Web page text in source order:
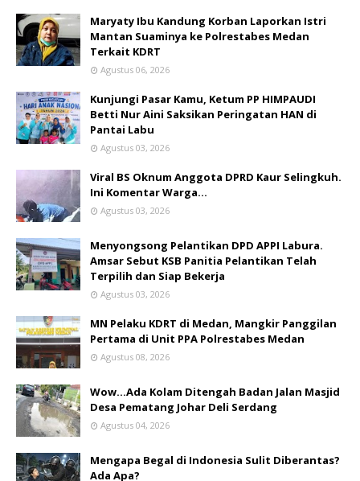
Maryaty Ibu Kandung Korban Laporkan Istri
Mantan Suaminya ke Polrestabes Medan
Terkait KDRT
Agustus 06, 2026
Kunjungi Pasar Kamu, Ketum PP HIMPAUDI
Betti Nur Aini Saksikan Peringatan HAN di
Pantai Labu
Agustus 03, 2026
Viral BS Oknum Anggota DPRD Kaur Selingkuh.
Ini Komentar Warga…
Agustus 03, 2026
Menyongsong Pelantikan DPD APPI Labura.
Amsar Sebut KSB Panitia Pelantikan Telah
Terpilih dan Siap Bekerja
Agustus 03, 2026
MN Pelaku KDRT di Medan, Mangkir Panggilan
Pertama di Unit PPA Polrestabes Medan
Agustus 08, 2026
Wow...Ada Kolam Ditengah Badan Jalan Masjid
Desa Pematang Johar Deli Serdang
Agustus 04, 2026
Mengapa Begal di Indonesia Sulit Diberantas?
Ada Apa?